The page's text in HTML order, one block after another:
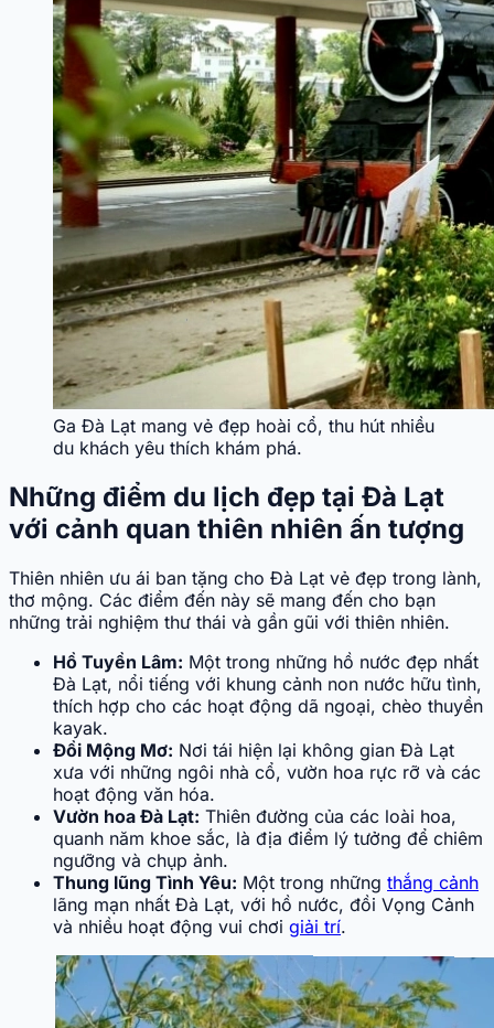
Ga Đà Lạt mang vẻ đẹp hoài cổ, thu hút nhiều
du khách yêu thích khám phá.
Những điểm du lịch đẹp tại Đà Lạt
với cảnh quan thiên nhiên ấn tượng
Thiên nhiên ưu ái ban tặng cho Đà Lạt vẻ đẹp trong lành,
thơ mộng. Các điểm đến này sẽ mang đến cho bạn
những trải nghiệm thư thái và gần gũi với thiên nhiên.
Hồ Tuyền Lâm: Một trong những hồ nước đẹp nhất
Đà Lạt, nổi tiếng với khung cảnh non nước hữu tình,
thích hợp cho các hoạt động dã ngoại, chèo thuyền
kayak.
Đồi Mộng Mơ: Nơi tái hiện lại không gian Đà Lạt
xưa với những ngôi nhà cổ, vườn hoa rực rỡ và các
hoạt động văn hóa.
Vườn hoa Đà Lạt: Thiên đường của các loài hoa,
quanh năm khoe sắc, là địa điểm lý tưởng để chiêm
ngưỡng và chụp ảnh.
Thung lũng Tình Yêu: Một trong những thắng cảnh
lãng mạn nhất Đà Lạt, với hồ nước, đồi Vọng Cảnh
và nhiều hoạt động vui chơi giải trí.